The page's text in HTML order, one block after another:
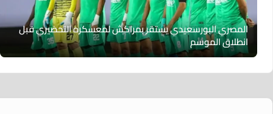
المصري البورسعيدي يستقر بمراكش لمعسكره التحضيري قبل
انطلاق الموسم